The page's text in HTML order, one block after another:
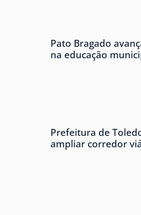
Pato Bragado
na educação
Prefeitura de
ampliar corredor